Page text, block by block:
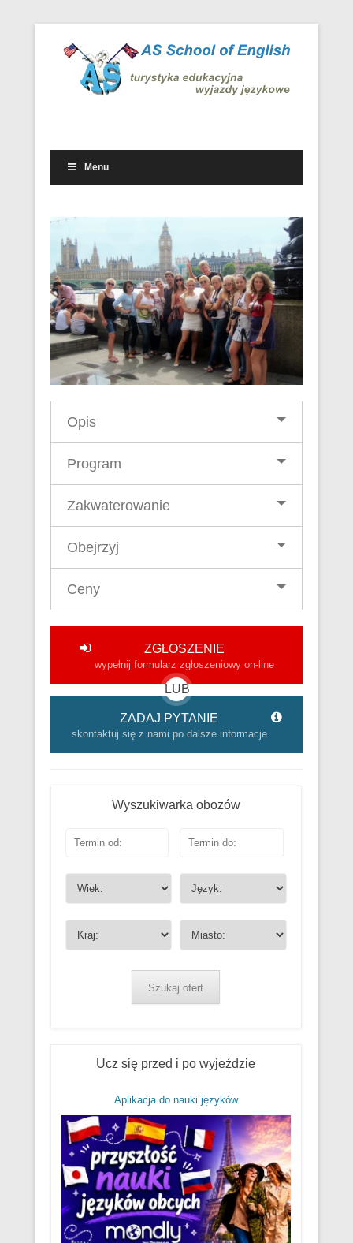
Menu
Opis
Program
Zakwaterowanie
Obejrzyj
Ceny
ZGŁOSZENIE
wypełnij formularz zgłoszeniowy on-line
LUB
ZADAJ PYTANIE
skontaktuj się z nami po dalsze informacje
Wyszukiwarka obozów
Szukaj ofert
Ucz się przed i po wyjeździe
Aplikacja do nauki języków